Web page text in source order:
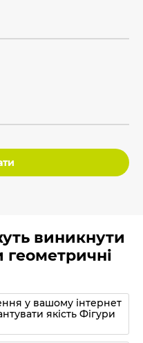
виникнути
геометричні
у вашому інтернет
якість Фігури